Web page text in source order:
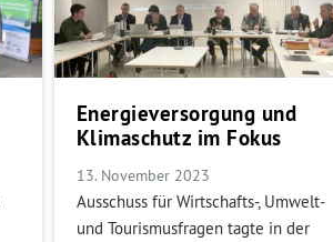
Energieversorgung und
Klimaschutz im Fokus
13. November 2023
Ausschuss für Wirtschafts-, Umwelt-
und Tourismusfragen tagte in der